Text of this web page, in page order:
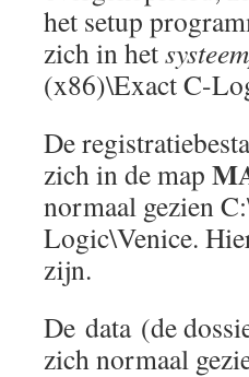
het setup
zich in het
(x86)\Exact C-
De
zich in de map
normaal gezien
Logic\Venice.
zijn.
De data (de
zich normaal